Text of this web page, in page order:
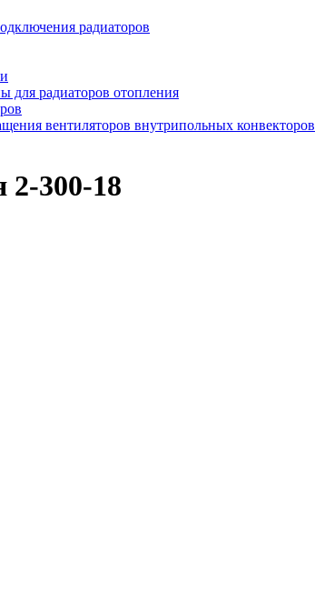
радиаторов
для радиаторов отопления
вентиляторов внутрипольных конвекторов
2-300-18